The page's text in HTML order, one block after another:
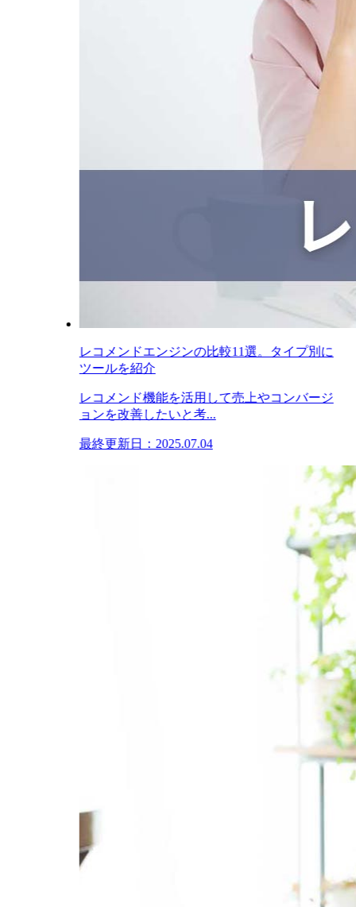
レコメンドエンジンの比較11選。タイプ別に
ツールを紹介
レコメンド機能を活用して売上やコンバージ
ョンを改善したいと考...
最終更新日：2025.07.04